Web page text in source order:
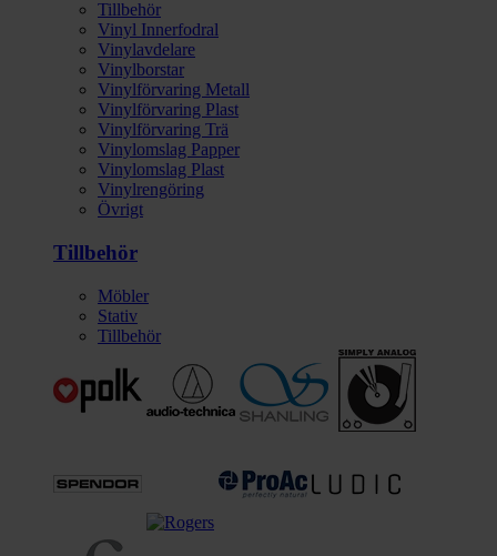
Tillbehör
Vinyl Innerfodral
Vinylavdelare
Vinylborstar
Vinylförvaring Metall
Vinylförvaring Plast
Vinylförvaring Trä
Vinylomslag Papper
Vinylomslag Plast
Vinylrengöring
Övrigt
Tillbehör
Möbler
Stativ
Tillbehör